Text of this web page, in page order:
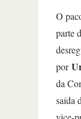
O
parte
por
da
saída